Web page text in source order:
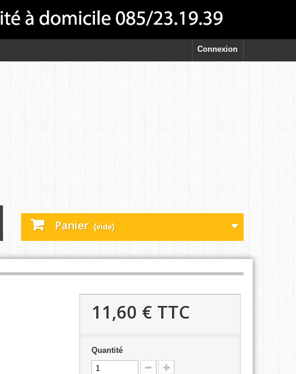
Connexion
Panier (vide)
11,60 € TTC
Quantité